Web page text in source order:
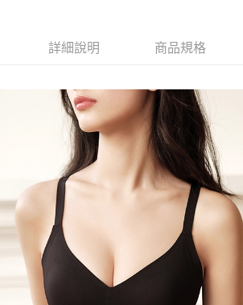
詳細說明 商品規格